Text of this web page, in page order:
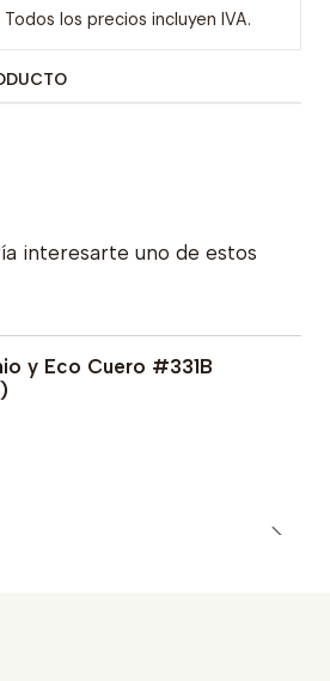
Todos los precios incluyen IVA.
interesarte uno de estos
y Eco Cuero #331B